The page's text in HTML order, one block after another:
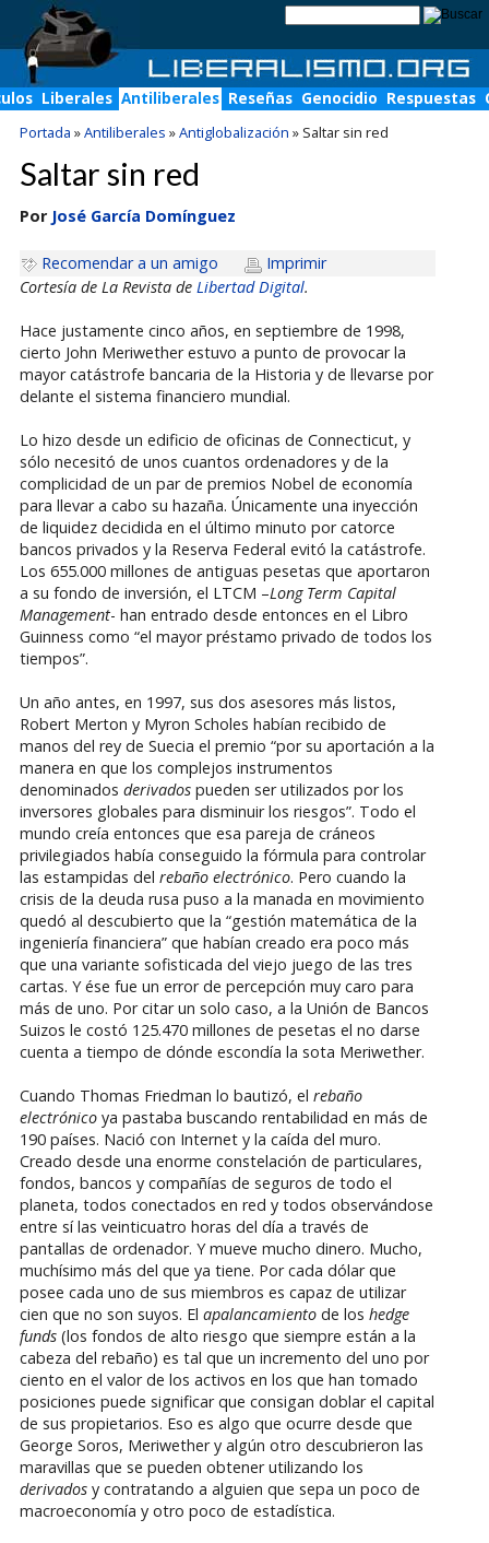
Liberales Antiliberales Reseñas Genocidio Respuestas
Portada »Antiliberales »Antiglobalización » Saltar sin red
Saltar sin red
Por José García Domínguez
Recomendar a un amigo
Imprimir
Cortesía de La Revista de Libertad Digital.
Hace justamente cinco años, en septiembre de 1998,
cierto John Meriwether estuvo a punto de provocar la
mayor catástrofe bancaria de la Historia y de llevarse por
delante el sistema financiero mundial.
Lo hizo desde un edificio de oficinas de Connecticut, y
sólo necesitó de unos cuantos ordenadores y de la
complicidad de un par de premios Nobel de economía
para llevar a cabo su hazaña. Únicamente una inyección
de liquidez decidida en el último minuto por catorce
bancos privados y la Reserva Federal evitó la catástrofe.
Los 655.000 millones de antiguas pesetas que aportaron
a su fondo de inversión, el LTCM –Long Term Capital
Management- han entrado desde entonces en el Libro
Guinness como “el mayor préstamo privado de todos los
tiempos”.
Un año antes, en 1997, sus dos asesores más listos,
Robert Merton y Myron Scholes habían recibido de
manos del rey de Suecia el premio “por su aportación a la
manera en que los complejos instrumentos
denominados derivadospueden ser utilizados por los
inversores globales para disminuir los riesgos”. Todo el
mundo creía entonces que esa pareja de cráneos
privilegiados había conseguido la fórmula para controlar
las estampidas del rebaño electrónico. Pero cuando la
crisis de la deuda rusa puso a la manada en movimiento
quedó al descubierto que la “gestión matemática de la
ingeniería financiera” que habían creado era poco más
que una variante sofisticada del viejo juego de las tres
cartas. Y ése fue un error de percepción muy caro para
más de uno. Por citar un solo caso, a la Unión de Bancos
Suizos le costó 125.470 millones de pesetas el no darse
cuenta a tiempo de dónde escondía la sota Meriwether.
Cuando Thomas Friedman lo bautizó, el rebaño
electrónicoya pastaba buscando rentabilidad en más de
190 países. Nació con Internet y la caída del muro.
Creado desde una enorme constelación de particulares,
fondos, bancos y compañías de seguros de todo el
planeta, todos conectados en red y todos observándose
entre sí las veinticuatro horas del día a través de
pantallas de ordenador. Y mueve mucho dinero. Mucho,
muchísimo más del que ya tiene. Por cada dólar que
posee cada uno de sus miembros es capaz de utilizar
cien que no son suyos. El apalancamientode los hedge
funds(los fondos de alto riesgo que siempre están a la
cabeza del rebaño) es tal que un incremento del uno por
ciento en el valor de los activos en los que han tomado
posiciones puede significar que consigan doblar el capital
de sus propietarios. Eso es algo que ocurre desde que
George Soros, Meriwether y algún otro descubrieron las
maravillas que se pueden obtener utilizando los
derivadosy contratando a alguien que sepa un poco de
macroeconomía y otro poco de estadística.